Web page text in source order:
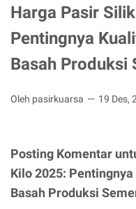
Harga Pasir
Pentingnya
Basah Produksi
Oleh pasirkuarsa 19 Des,
Posting Komentar
Kilo 2025:
Basah Produksi